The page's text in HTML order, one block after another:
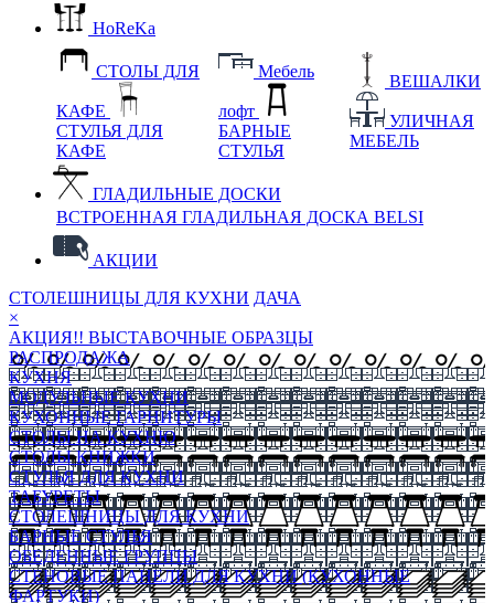
HoReKa
СТОЛЫ ДЛЯ
КАФЕ
СТУЛЬЯ ДЛЯ
КАФЕ
Мебель
лофт
БАРНЫЕ
СТУЛЬЯ
ВЕШАЛКИ
УЛИЧНАЯ
МЕБЕЛЬ
ГЛАДИЛЬНЫЕ ДОСКИ
ВСТРОЕННАЯ ГЛАДИЛЬНАЯ ДОСКА BELSI
АКЦИИ
СТОЛЕШНИЦЫ ДЛЯ КУХНИ ДАЧА
×
АКЦИЯ!! ВЫСТАВОЧНЫЕ ОБРАЗЦЫ
РАСПРОДАЖА
КУХНЯ
МОДУЛЬНЫЕ КУХНИ
КУХОННЫЕ ГАРНИТУРЫ
СТОЛЫ НА КУХНЮ
СТОЛЫ КНИЖКИ
СТУЛЬЯ ДЛЯ КУХНИ
ТАБУРЕТЫ
СТОЛЕШНИЦЫ ДЛЯ КУХНИ
БАРНЫЕ СТУЛЬЯ
ОБЕДЕННЫЕ ГРУППЫ
СТЕНОВЫЕ ПАНЕЛИ ДЛЯ КУХНИ (КУХОННЫЕ
ФАРТУКИ)